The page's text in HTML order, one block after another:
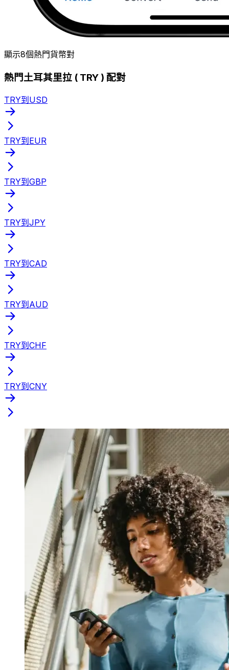
顯示8個熱門貨幣對
熱門土耳其里拉 ( TRY ) 配對
TRY到USD
TRY到EUR
TRY到GBP
TRY到JPY
TRY到CAD
TRY到AUD
TRY到CHF
TRY到CNY